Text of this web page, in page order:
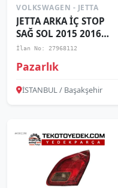
VOLKSWAGEN - JETTA
JETTA ARKA İÇ STOP
SAĞ SOL 2015 2016
2017 2018 /
İlan No: 27968112
Pazarlık
İSTANBUL / Başakşehir